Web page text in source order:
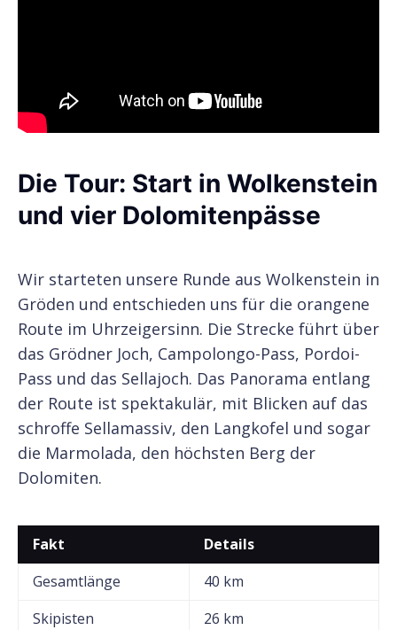
Die Tour: Start in Wolkenstein
und vier Dolomitenpässe
Wir starteten unsere Runde aus Wolkenstein in
Gröden und entschieden uns für die orangene
Route im Uhrzeigersinn. Die Strecke führt über
das Grödner Joch, Campolongo-Pass, Pordoi-
Pass und das Sellajoch. Das Panorama entlang
der Route ist spektakulär, mit Blicken auf das
schroffe Sellamassiv, den Langkofel und sogar
die Marmolada, den höchsten Berg der
Dolomiten.
Fakt
Details
Gesamtlänge
40 km
Skipisten
26 km